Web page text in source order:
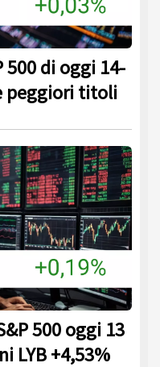
500 di oggi 14-
peggiori titoli
500 oggi 13
LYB +4,53%